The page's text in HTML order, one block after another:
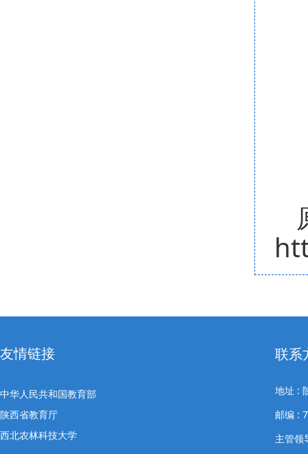
友情链接
中华人民共和国教育部
陕西省教育厅
西北农林科技大学
联系
地址 :
邮编 :
主管